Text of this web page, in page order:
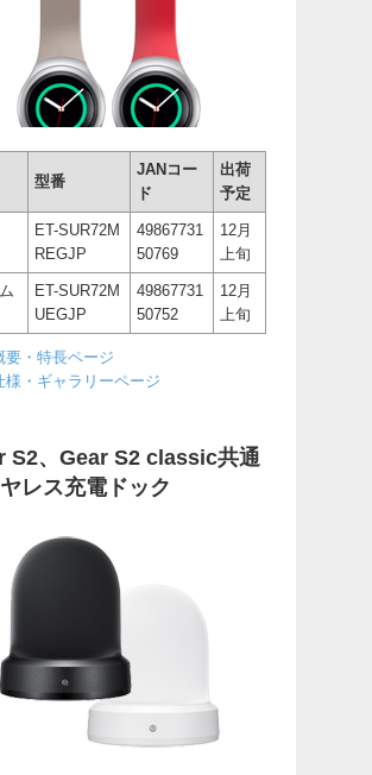
型番
JANコー
ド
出荷
予定
ET-SUR72M
REGJP
49867731
50769
12月
上旬
ET-SUR72M
UEGJP
49867731
50752
12月
上旬
要・特長ページ
様・ギャラリーページ
S2、Gear S2 classic共通
レス充電ドック